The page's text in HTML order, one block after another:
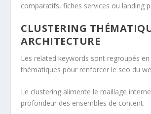
comparatifs, fiches services ou landing
CLUSTERING
ARCHITECTURE
Les related keywords sont regroupés en
thématiques pour renforcer le seo du
Le clustering alimente le maillage
profondeur des ensembles de content.